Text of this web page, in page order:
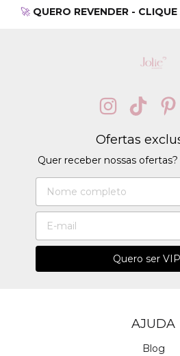
🚀 QUERO REVENDER -
Ofertas
Quer receber nossas
AJUDA
Blog